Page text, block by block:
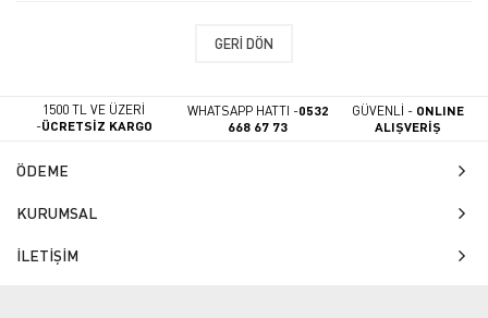
GERI DÖN
1500 TL VE ÜZERİ
-ÜCRETSİZ KARGO
WHATSAPP HATTI -0532
668 67 73
GÜVENLİ - ONLINE
ALIŞVERİŞ
ÖDEME
KURUMSAL
İLETİŞİM